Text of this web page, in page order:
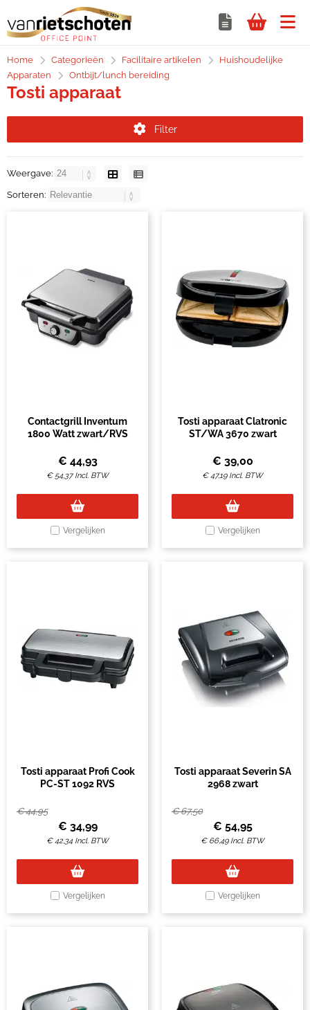
Home Categorieën Facilitaire artikelen
Huishoudelijke
Apparaten
Ontbijt/lunch bereiding
Tosti apparaat
Filter
Weergave:
Sorteren:
Contactgrill Inventum
1800 Watt zwart/RVS
€ 44,93
€ 54,37 Incl. BTW
Vergelijken
Tosti apparaat Clatronic
ST/WA 3670 zwart
€ 39,00
€47,19 Incl. BTW
Vergelijken
Tosti apparaat Profi Cook
PC-ST 1092 RVS
€44,95
€ 34,99
€42,34 Incl. BTW
Vergelijken
Tosti apparaat Severin SA
2968 zwart
€67,50
€ 54,95
€ 66,49 Incl. BTW
Vergelijken